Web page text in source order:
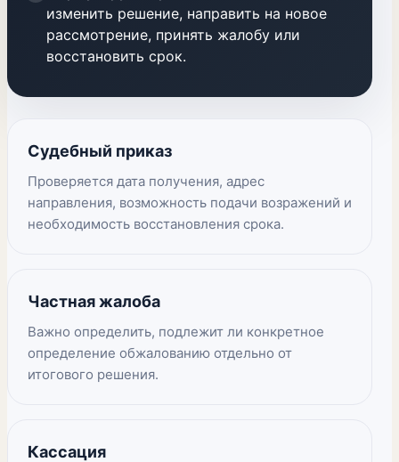
изменить решение, направить на новое
рассмотрение, принять жалобу или
восстановить срок.
Судебный приказ
Проверяется дата получения, адрес
направления, возможность подачи возражений и
необходимость восстановления срока.
Частная жалоба
Важно определить, подлежит ли конкретное
определение обжалованию отдельно от
итогового решения.
Кассация